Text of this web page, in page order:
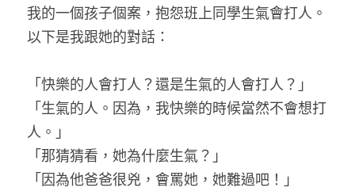
我的一個孩子個案，抱怨班上同學生氣會打人。
以下是我跟她的對話：
「快樂的人會打人？還是生氣的人會打人？」
「生氣的人。因為，我快樂的時候當然不會想打
人。」
「那猜猜看，她為什麼生氣？」
「因為他爸爸很兇，會罵她，她難過吧！」